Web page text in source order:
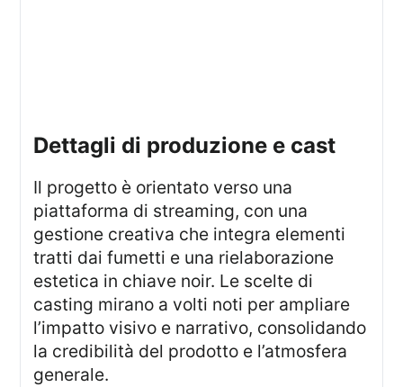
dettagli di produzione e cast
Il progetto è orientato verso una
piattaforma di streaming, con una
gestione creativa che integra elementi
tratti dai fumetti e una rielaborazione
estetica in chiave noir. Le scelte di
casting mirano a volti noti per ampliare
l’impatto visivo e narrativo, consolidando
la credibilità del prodotto e l’atmosfera
generale.